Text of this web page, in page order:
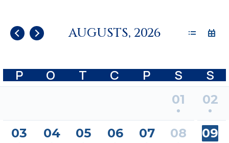
AUGUSTS, 2026
P O T C P S S
01 02
03 04 05 06 07 08 09